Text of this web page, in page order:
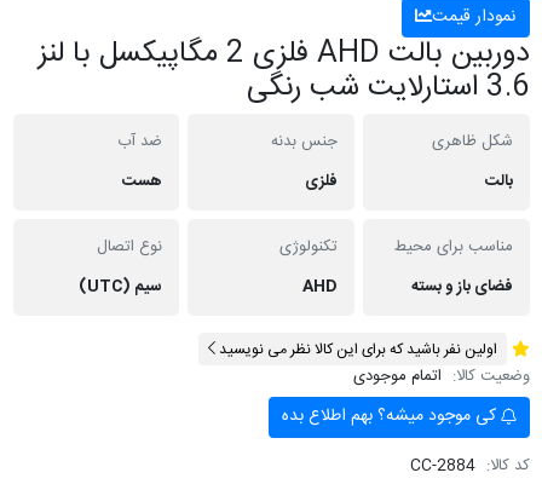
نمودار قیمت
دوربین بالت AHD فلزی 2 مگاپیکسل با لنز
3.6 استارلایت شب رنگی
شکل ظاهری
بالت
جنس بدنه
فلزی
ضد آب
هست
مناسب برای محیط
فضای باز و بسته
تکنولوژی
AHD
نوع اتصال
سیم (UTC)
اولین نفر باشید که برای این کالا نظر می نویسید
وضعیت کالا: اتمام موجودی
کی موجود میشه؟ بهم اطلاع بده
کد کالا: CC-2884